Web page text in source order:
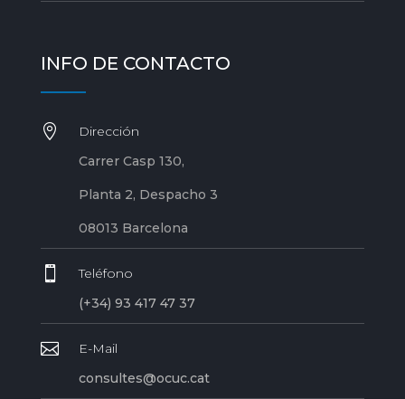
INFO DE CONTACTO

Dirección
Carrer Casp 130,
Planta 2, Despacho 3
08013 Barcelona

Teléfono
(+34) 93 417 47 37

E-Mail
consultes@ocuc.cat